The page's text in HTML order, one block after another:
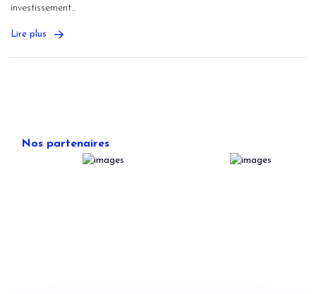
investissement...
Lire plus
Nos partenaires